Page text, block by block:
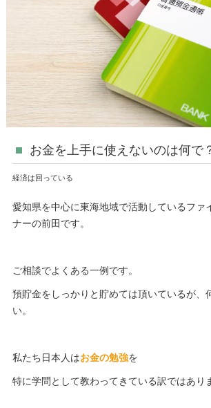
お金を上手に使えないのは何で
経済は回っている
愛知県を中心に東海地域で活動しているファ
ナーの前田です。
ご相談でよくある一例です。
預貯金をしっかりと貯めては頂いているが、
い。
私たち日本人はお金の勉強を
特に学問として教わってきている訳ではあり